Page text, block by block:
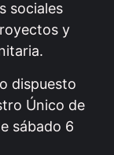
sociales
y
dispuesto
Único de
sábado 6